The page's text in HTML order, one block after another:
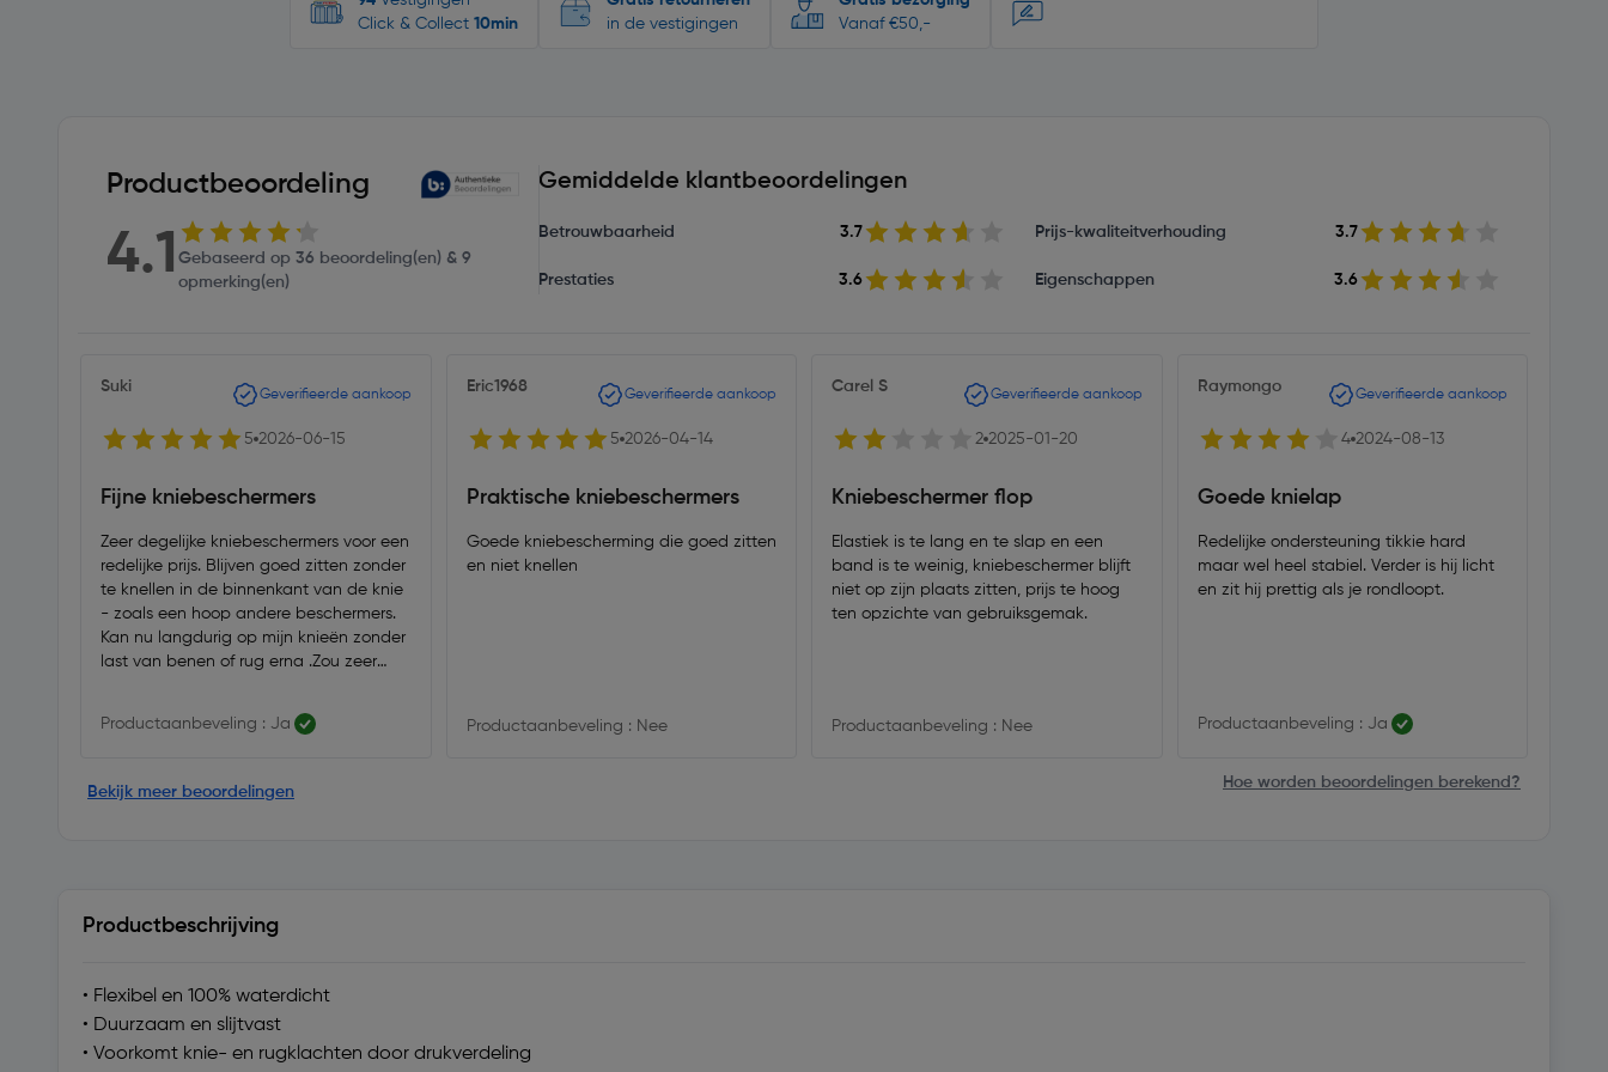
Click & Collect 10min
in de vestigingen
Vanaf €50,-
Productbeoordeling
4.1 Gebaseerd op 36 beoordeling(en) & 9
opmerking(en)
Gemiddelde klantbeoordelingen
Betrouwbaarheid 3.7 Prijs-kwaliteitverhouding 3.7
Prestaties 3.6 Eigenschappen 3.6
Suki Geverifieerde aankoop
5 2026-06-15
Fijne kniebeschermers
Zeer degelijke kniebeschermers voor een
redelijke prijs. Blijven goed zitten zonder
te knellen in de binnenkant van de knie
- zoals een hoop andere beschermers.
Kan nu langdurig op mijn knieën zonder
last van benen of rug erna .Zou zeer
Productaanbeveling : Ja
Eric1968 Geverifieerde aankoop
5 2026-04-14
Praktische kniebeschermers
Goede kniebescherming die goed zitten
en niet knellen
Productaanbeveling : Nee
Carel S Geverifieerde aankoop
2 2025-01-20
Kniebeschermer flop
Elastiek is te lang en te slap en een
band is te weinig, kniebeschermer blijft
niet op zijn plaats zitten, prijs te hoog
ten opzichte van gebruiksgemak.
Productaanbeveling : Nee
Raymongo Geverifieerde aankoop
4 2024-08-13
Goede knielap
Redelijke ondersteuning tikkie hard
maar wel heel stabiel. Verder is hij licht
en zit hij prettig als je rondloopt.
Productaanbeveling : Ja
Bekijk meer beoordelingen
Hoe worden beoordelingen berekend?
Productbeschrijving
• Flexibel en 100% waterdicht
• Duurzaam en slijtvast
• Voorkomt knie- en rugklachten door drukverdeling